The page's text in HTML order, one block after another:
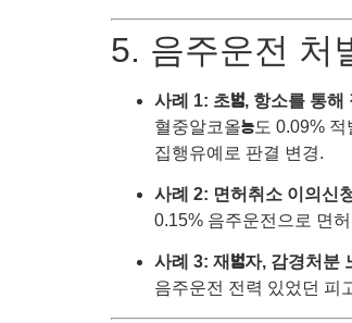
5. 음주운전 처
사례 1: 초범, 항소를 통해
혈중알코올농도 0.09%
집행유예로 판결 변경.
사례 2: 면허취소 이의신
0.15% 음주운전으로 면
사례 3: 재범자, 감경처분
음주운전 전력 있었던 피